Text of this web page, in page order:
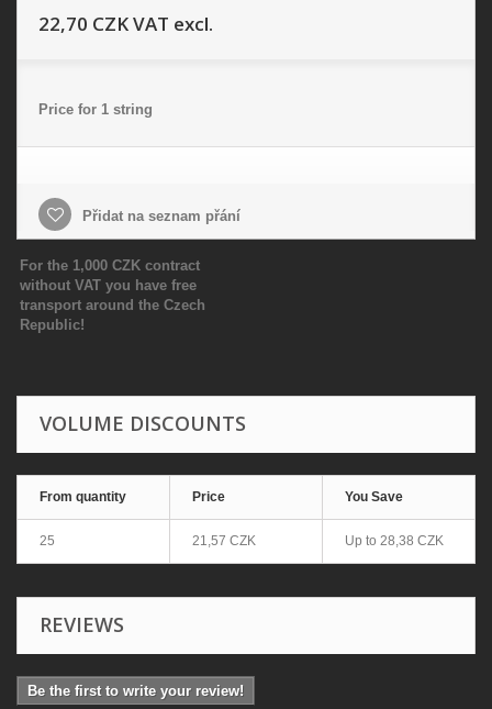
22,70 CZKVAT excl.
Price for 1 string
Přidat na seznam přání
For the 1,000 CZK contract
without VAT you have free
transport around the Czech
Republic!
VOLUME DISCOUNTS
From quantity Price You Save
25 21,57 CZK Up to 28,38 CZK
REVIEWS
Be the first to write your review!